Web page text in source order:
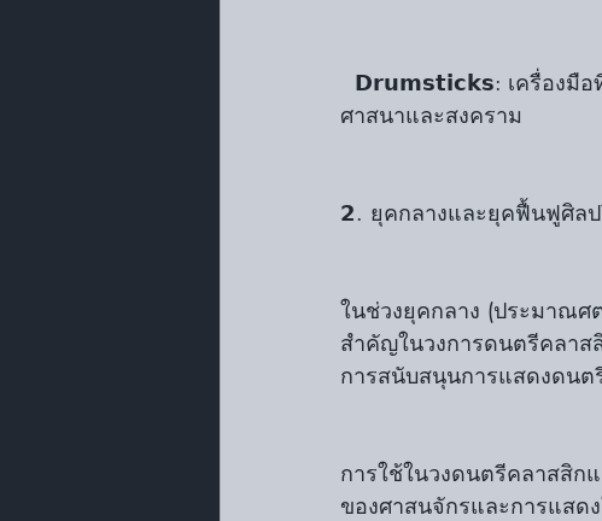
𝗗𝗿𝘂𝗺𝘀𝘁𝗶𝗰𝗸𝘀: เครื่องมื
ศาสนาและสงคราม
𝟮. ยุคกลางและยุคฟื้นฟูศิล
ในช่วงยุคกลาง (ประมาณ
สำคัญในวงการดนตรีคลาส
การสนับสนุนการแสดงดน
การใช้ในวงดนตรีคลาสสิก
ของศาสนจักรและการแสด